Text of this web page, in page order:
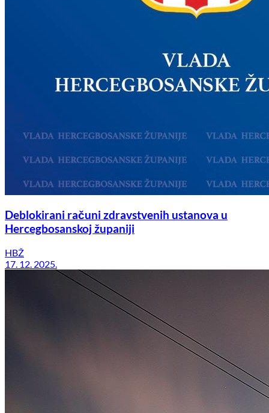
Deblokirani računi zdravstvenih ustanova u
Hercegbosanskoj županiji
HBŽ
17. 12. 2025.